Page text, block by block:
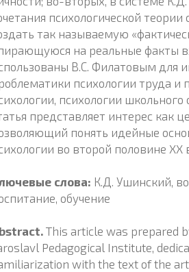
психологической
так называемую
на реальные факты
В.С. Филатовым для
психологии труда и
психологии
представляет интерес как
понять идейные
во второй половине XX
слова: К.Д. Ушинский,
обучение
This article was prepared
Pedagogical Institute,
with the text of the